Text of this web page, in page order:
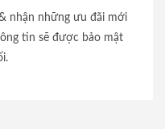
nhận những ưu đãi mới
tin sẽ được bảo mật